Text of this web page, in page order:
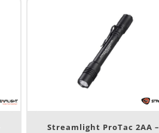
890
Streamlight ProTac 2AA –